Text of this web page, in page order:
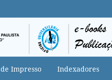
Impresso Indexadores